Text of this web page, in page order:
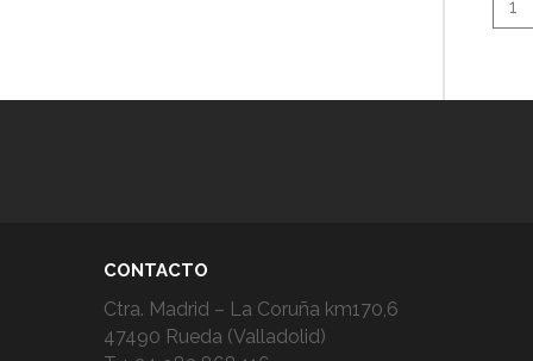
1
CONTACTO
Ctra. Madrid – La Coruña km170,6
47490 Rueda (Valladolid)